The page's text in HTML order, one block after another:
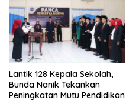
Lantik 128 Kepala Sekolah,
Bunda Nanik Tekankan
Peningkatan Mutu Pendidikan